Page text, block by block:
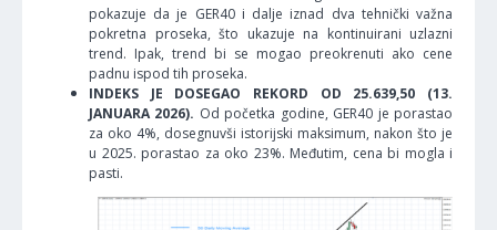
pokazuje da je GER40 i dalje iznad dva tehnički važna
pokretna proseka, što ukazuje na kontinuirani uzlazni
trend. Ipak, trend bi se mogao preokrenuti ako cene
padnu ispod tih proseka.
INDEKS JE DOSEGAO REKORD OD 25.639,50 (13.
JANUARA 2026). Od početka godine, GER40 je porastao
za oko 4%, dosegnuvši istorijski maksimum, nakon što je
u 2025. porastao za oko 23%. Međutim, cena bi mogla i
pasti.